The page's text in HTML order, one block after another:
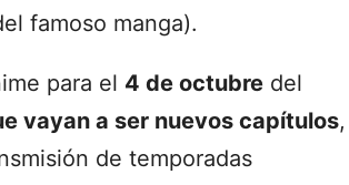
famoso manga).
para el 4 de octubre del
vayan a ser nuevos capítulos,
de temporadas